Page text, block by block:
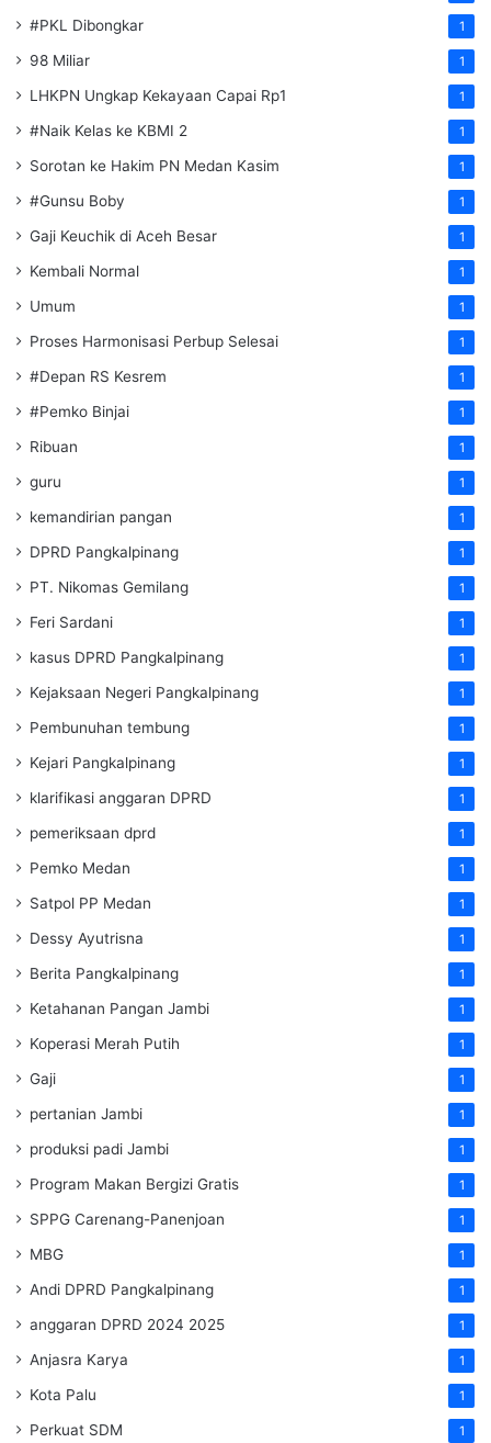
#PKL Dibongkar 1
98 Miliar 1
LHKPN Ungkap Kekayaan Capai Rp1 1
#Naik Kelas ke KBMI 2 1
Sorotan ke Hakim PN Medan Kasim 1
#Gunsu Boby 1
Gaji Keuchik di Aceh Besar 1
Kembali Normal 1
Umum 1
Proses Harmonisasi Perbup Selesai 1
#Depan RS Kesrem 1
#Pemko Binjai 1
Ribuan 1
guru 1
kemandirian pangan 1
DPRD Pangkalpinang 1
PT. Nikomas Gemilang 1
Feri Sardani 1
kasus DPRD Pangkalpinang 1
Kejaksaan Negeri Pangkalpinang 1
Pembunuhan tembung 1
Kejari Pangkalpinang 1
klarifikasi anggaran DPRD 1
pemeriksaan dprd 1
Pemko Medan 1
Satpol PP Medan 1
Dessy Ayutrisna 1
Berita Pangkalpinang 1
Ketahanan Pangan Jambi 1
Koperasi Merah Putih 1
Gaji 1
pertanian Jambi 1
produksi padi Jambi 1
Program Makan Bergizi Gratis 1
SPPG Carenang-Panenjoan 1
MBG 1
Andi DPRD Pangkalpinang 1
anggaran DPRD 2024 2025 1
Anjasra Karya 1
Kota Palu 1
Perkuat SDM 1